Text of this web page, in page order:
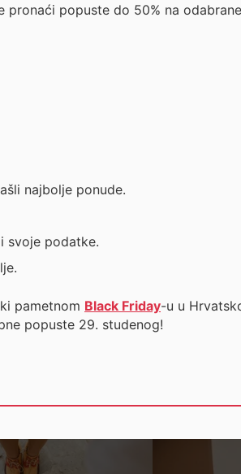
popuste do 50% na
najbolje ponude.
svoje podatke.
pametnom Black Friday-u u
popuste 29. studenog!